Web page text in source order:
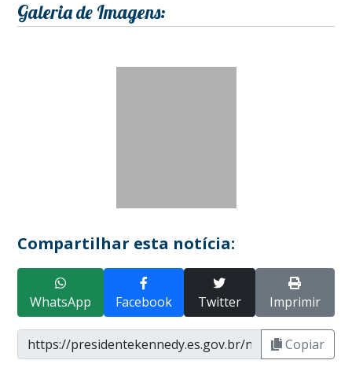
Galeria de Imagens:
Compartilhar esta notícia:
WhatsApp Facebook Twitter Imprimir
Copiar